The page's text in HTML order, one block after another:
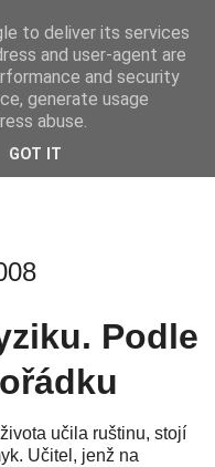
Podle
učila ruštinu, stojí
Učitel, jenž na
to deliver its services
and user-agent are
and security
generate usage
abuse.
GOT IT